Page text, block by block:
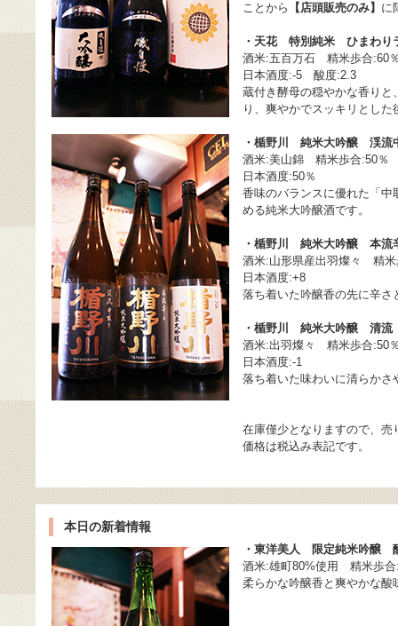
ことから
【店頭販売のみ】 に
・天花 特別純米 ひまわり
酒米:五百万石 精米歩合:60
日本酒度:-5 酸度:2.3
蔵付き酵母の穏やかな香り
り、爽やかでスッキリとし
・楯野川 純米大吟醸 渓流
酒米:美山錦 精米歩合:50％
日本酒度:50％
香味のバランスに優れた「
める純米大吟醸酒です。
・楯野川 純米大吟醸 本流
酒米:山形県産出羽燦々 精米
日本酒度:+8
落ち着いた吟醸香の先に辛
・楯野川 純米大吟醸 清流
酒米:出羽燦々 精米歩合:50
日本酒度:-1
落ち着いた味わいに清らか
在庫僅少となりますので、
価格は税込み表記です。
本日の新着情報
・東洋美人 限定純米吟醸
酒米:雄町80%使用 精米歩合
柔らかな吟醸香と爽やかな